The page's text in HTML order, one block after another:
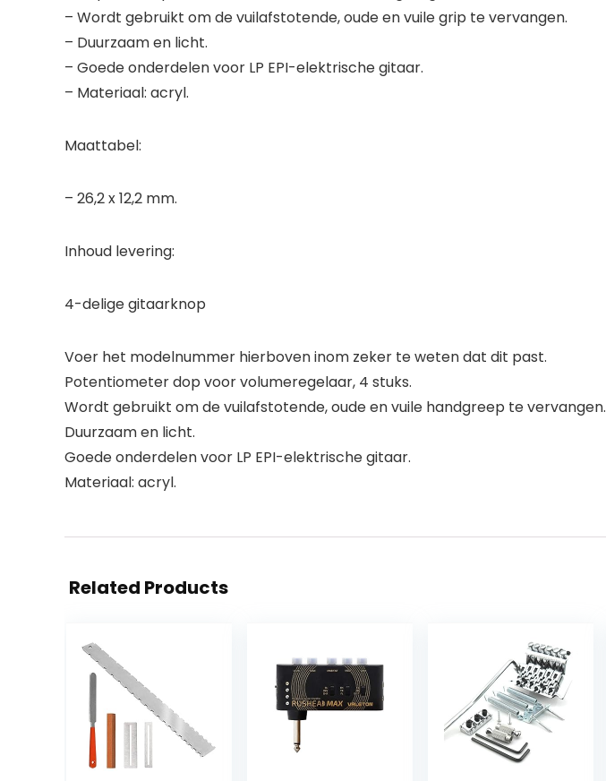
– Wordt gebruikt om de vuilafstotende, oude en vuile grip te vervangen.
– Duurzaam en licht.
– Goede onderdelen voor LP EPI-elektrische gitaar.
– Materiaal: acryl.
Maattabel:
– 26,2 x 12,2 mm.
Inhoud levering:
4-delige gitaarknop
Voer het modelnummer hierboven inom zeker te weten dat dit past.
Potentiometer dop voor volumeregelaar, 4 stuks.
Wordt gebruikt om de vuilafstotende, oude en vuile handgreep te vervangen.
Duurzaam en licht.
Goede onderdelen voor LP EPI-elektrische gitaar.
Materiaal: acryl.
Related Products